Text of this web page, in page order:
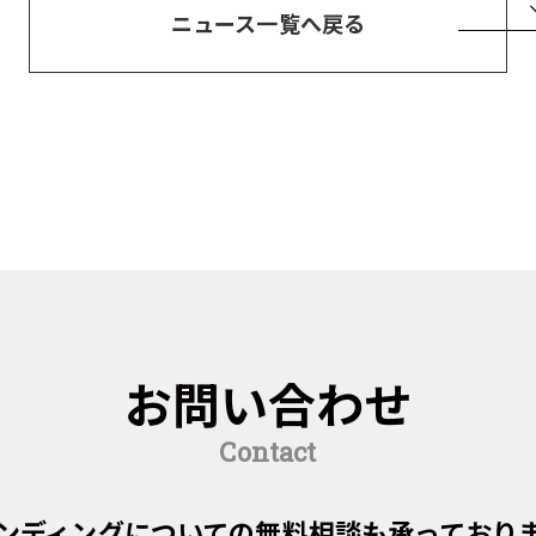
ニュース一覧へ戻る
お問い合わせ
Contact